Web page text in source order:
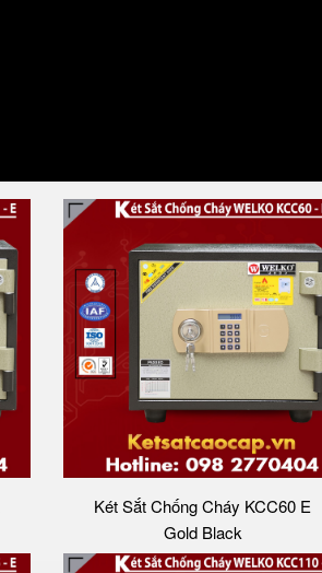
Két Sắt Chống Cháy KCC60 E
Gold Black